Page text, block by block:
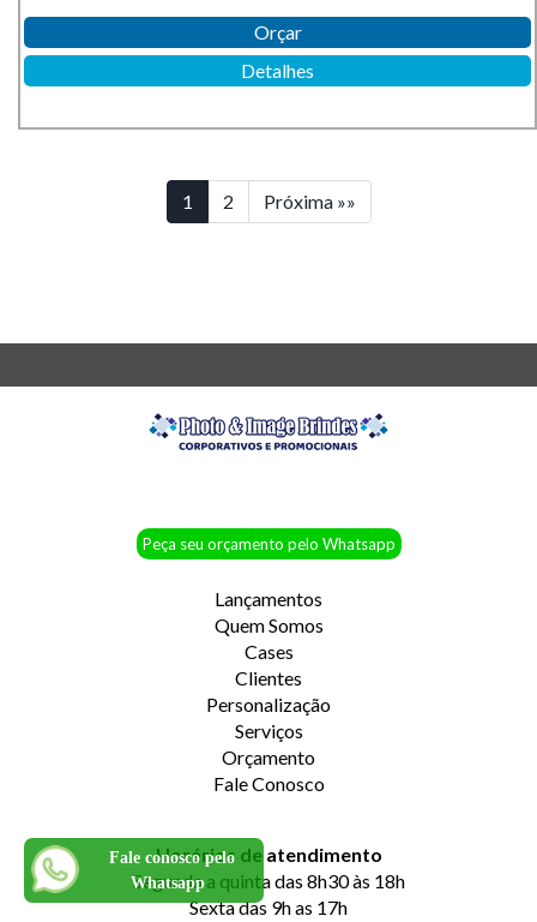
Orçar
Detalhes
1 2 Próxima »»
Peça seu orçamento pelo Whatsapp
Lançamentos
Quem Somos
Cases
Clientes
Personalização
Serviços
Orçamento
Fale Conosco
Horários de atendimento
Segunda a quinta das 8h30 às 18h
Sexta das 9h as 17h
Fale conosco pelo
Whatsapp